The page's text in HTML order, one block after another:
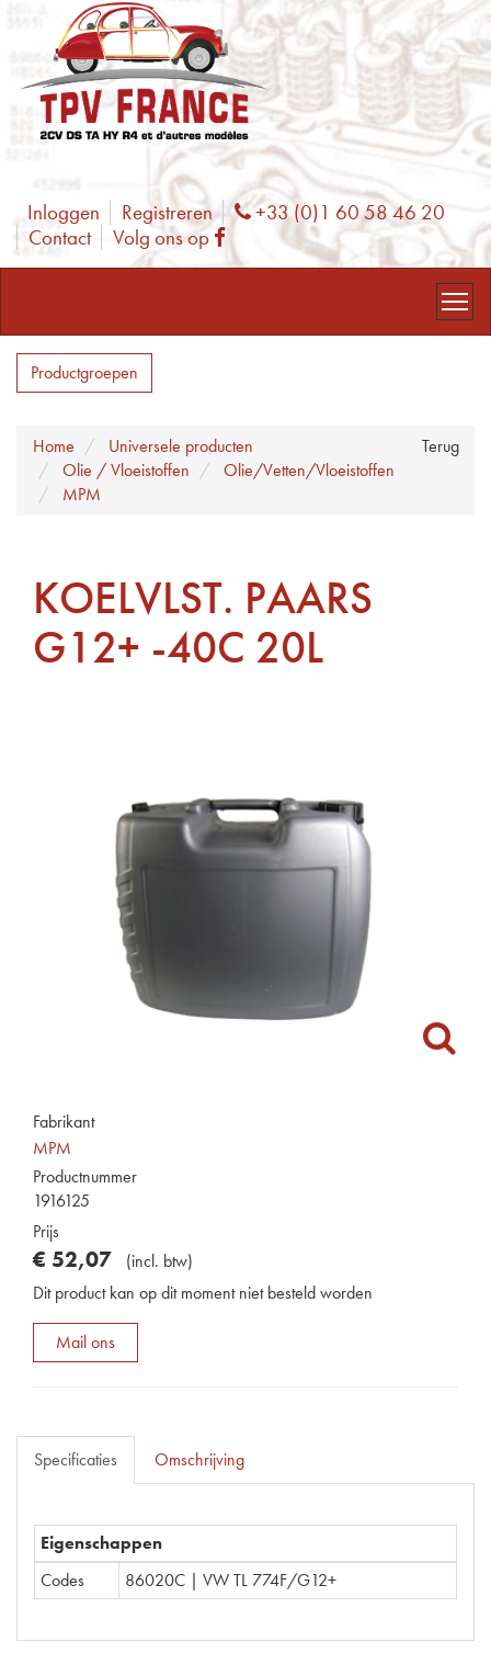
Inloggen Registreren Phone
+33 (0)1 60 58 46 20
Contact
Volg ons op Facebook
Productgroepen
Terug
Home
Universele producten
Olie / Vloeistoffen
Olie/Vetten/Vloeistoffen
MPM
KOELVLST. PAARS
G12+ -40C 20L
Fabrikant
MPM
Productnummer
1916125
Prijs
€ 52,07 (incl. btw)
Dit product kan op dit moment niet besteld worden
Mail ons
Specificaties Omschrijving
Eigenschappen
Codes
86020C | VW TL 774F/G12+